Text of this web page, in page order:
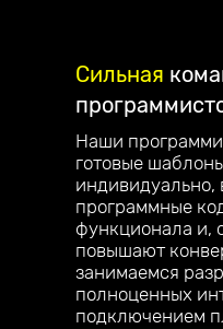
Сильная
Наши
готовые
индивидуально,
программные
функционала и,
повышают
занимаемся
полноценных
подключением